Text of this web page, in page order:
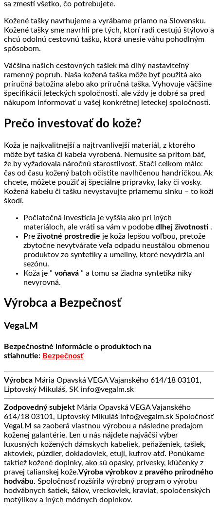
sa zmestí všetko, čo potrebujete.
Kožené tašky navrhujeme a vyrábame priamo na Slovensku.
Kožené tašky sme navrhli pre tých, ktorí radi cestujú štýlovo a
chcú odolnú cestovnú tašku, ktorá unesie váhu pohodlným
spôsobom.
Väčšina našich cestovných tašiek má dlhý nastaviteľný
ramenný popruh. Naša kožená taška môže byť použitá ako
príručná batožina alebo ako príručná taška. Vyhovuje väčšine
špecifikácií leteckých spoločností, ale vždy je dobré sa pred
nákupom informovať u vašej konkrétnej leteckej spoločnosti.
Prečo investovať do kože?
Koža je najkvalitnejší a najtrvanlivejší materiál, z ktorého
môže byť taška či kabela vyrobená. Nemusíte sa pritom báť,
že by vyžadovala náročnú starostlivosť. Stačí celkom málo:
čas od času kožený batoh očistite navlhčenou handričkou. Ak
chcete, môžete použiť aj špeciálne prípravky, laky či vosky.
Kožená kabelu či tašku nevystavujte priamemu slnku – to koži
škodí.
Počiatočná investícia je vyššia ako pri iných
materiáloch, ale vráti sa vám v podobe dlhej životnosti .
Pre životné prostredie je koža lepšou voľbou, pretože
zbytočne nevytvárate veľa odpadu neustálou obmenou
produktov zo syntetiky a umeliny, ktoré nevydržia ani
sezónu.
Koža je ” voňavá ” a tomu sa žiadna syntetika niky
nevyrovná.
Výrobca a Bezpečnosť
VegaLM
Bezpečnostné informácie o produktoch na
stiahnutie: Bezpečnosť
Výrobca Mária Opavská VEGA Vajanského 614/18 03101,
Liptovský Mikuláš, SK info@vegalm.sk
Zodpovedný subjekt Mária Opavská VEGA Vajanského
614/18 03101, Liptovský Mikuláš info@vegalm.sk Spoločnosť
VegaLM sa zaoberá vlastnou výrobou a následne predajom
koženej galantérie. Len u nás nájdete najväčší výber
luxusných kožených dámskych kabeliek, peňaženiek, tašiek,
aktoviek, púzdier, dokladoviek, etují, kufrov atď. Ponúkame
taktiež kožené doplnky, ako sú opasky, prívesky, kľúčenky z
pravej talianskej kože.Výroba výrobkov z pravého prírodného
hodvábu. Spoločnosť rozšírila výrobný program o výrobu
hodvábnych šatiek, šálov, vreckoviek, kraviat, spoločenských
motýlikov a iných módnych doplnkov.